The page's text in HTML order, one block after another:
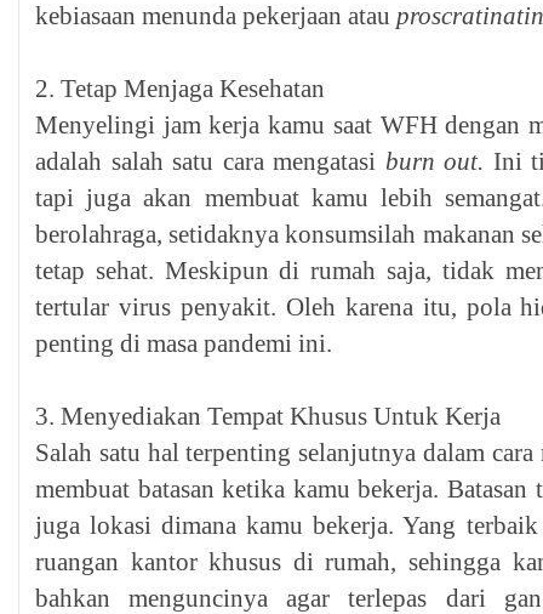
kebiasaan menunda pekerjaan atau
2. Tetap Menjaga Kesehatan
Menyelingi jam kerja kamu saat WFH dengan
adalah salah satu cara mengatasi burn out. Ini
tapi juga akan membuat kamu lebih
berolahraga, setidaknya konsumsilah makanan
tetap sehat. Meskipun di rumah saja, tidak
tertular virus penyakit. Oleh karena itu, pola
penting di masa pandemi ini.
3. Menyediakan Tempat Khusus Untuk Kerja
Salah satu hal terpenting selanjutnya dalam
membuat batasan ketika kamu bekerja.
juga lokasi dimana kamu bekerja. Yang
ruangan kantor khusus di rumah, sehingga
bahkan menguncinya agar terlepas dari